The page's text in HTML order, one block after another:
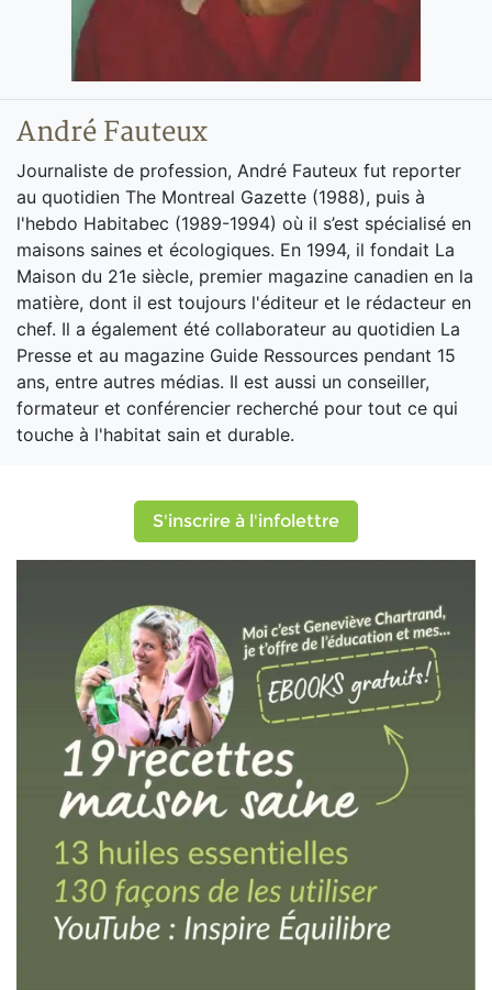
André Fauteux
Journaliste de profession, André Fauteux fut reporter
au quotidien The Montreal Gazette (1988), puis à
l'hebdo Habitabec (1989-1994) où il s’est spécialisé en
maisons saines et écologiques. En 1994, il fondait La
Maison du 21e siècle, premier magazine canadien en la
matière, dont il est toujours l'éditeur et le rédacteur en
chef. Il a également été collaborateur au quotidien La
Presse et au magazine Guide Ressources pendant 15
ans, entre autres médias. Il est aussi un conseiller,
formateur et conférencier recherché pour tout ce qui
touche à l'habitat sain et durable.
S'inscrire à l'infolettre